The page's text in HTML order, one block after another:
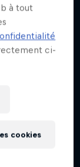
à tout
ci-
cookies